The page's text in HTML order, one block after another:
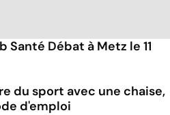
Santé Débat à Metz le 11
du sport avec une chaise,
d'emploi